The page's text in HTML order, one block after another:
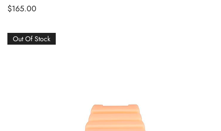
$165.00
Out Of Stock